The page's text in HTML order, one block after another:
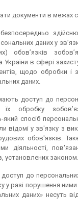
документи в межах
даних у
обов’язків
в сфері
щодо обробки і
даних.
доступ до
їх обробку
спосіб
відомі у зв'язку з
обов'язків.
діяльності,
установлених законом.
до
у разі порушення
даних» несуть